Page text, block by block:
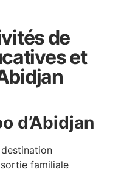
de
et
d’Abidjan
destination
familiale